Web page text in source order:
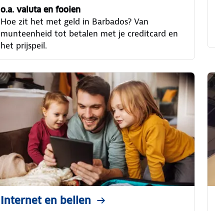
o.a. valuta en fooien
Hoe zit het met geld in Barbados? Van
munteenheid tot betalen met je creditcard en
het prijspeil.
Internet en bellen